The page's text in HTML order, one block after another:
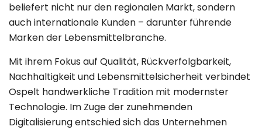
beliefert nicht nur den regionalen Markt, sondern
auch internationale Kunden – darunter führende
Marken der Lebensmittelbranche.
Mit ihrem Fokus auf Qualität, Rückverfolgbarkeit,
Nachhaltigkeit und Lebensmittelsicherheit verbindet
Ospelt handwerkliche Tradition mit modernster
Technologie. Im Zuge der zunehmenden
Digitalisierung entschied sich das Unternehmen